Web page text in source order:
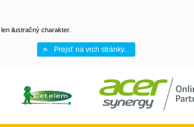
ilustračný charakter.
Prejsť na vrch stránky...